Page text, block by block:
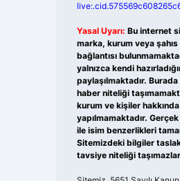
Yasal Uyarı: Bu internet
marka, kurum veya
bağlantısı
yalnızca kendi
paylaşılmaktadır.
haber niteliği
kurum ve kişiler
yapılmamaktadır.
ile isim benzerlikleri
Sitemizdeki bilgiler
tavsiye niteliği